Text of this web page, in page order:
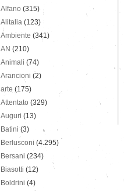
Alfano (315)
Alitalia (123)
Ambiente (341)
AN (210)
Animali (74)
Arancioni (2)
arte (175)
Attentato (329)
Auguri (13)
Batini (3)
Berlusconi (4.295)
Bersani (234)
Biasotti (12)
Boldrini (4)